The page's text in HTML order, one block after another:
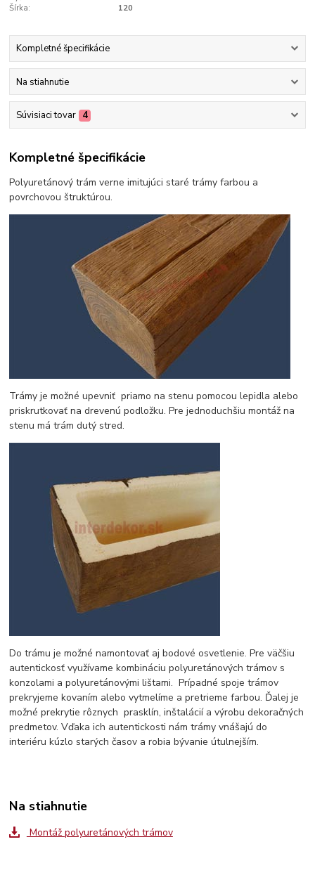
Šírka:
120
Kompletné špecifikácie
Na stiahnutie
Súvisiaci tovar 4
Kompletné špecifikácie
Polyuretánový trám verne imitujúci staré trámy farbou a
povrchovou štruktúrou.
Trámy je možné upevniť priamo na stenu pomocou lepidla alebo
priskrutkovať na drevenú podložku. Pre jednoduchšiu montáž na
stenu má trám dutý stred.
Do trámu je možné namontovať aj bodové osvetlenie. Pre väčšiu
autentickosť využívame kombináciu polyuretánových trámov s
konzolami a polyuretánovými lištami. Prípadné spoje trámov
prekryjeme kovaním alebo vytmelíme a pretrieme farbou. Ďalej je
možné prekrytie rôznych prasklín, inštalácií a výrobu dekoračných
predmetov. Vďaka ich autentickosti nám trámy vnášajú do
interiéru kúzlo starých časov a robia bývanie útulnejším.
Na stiahnutie
Montáž polyuretánových trámov